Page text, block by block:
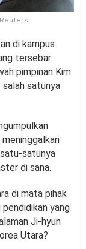
di kampus
tersebar
pimpinan Kim
salah satunya
satunya
di sana.
di mata pihak
yang
Ji-hyun
Utara?